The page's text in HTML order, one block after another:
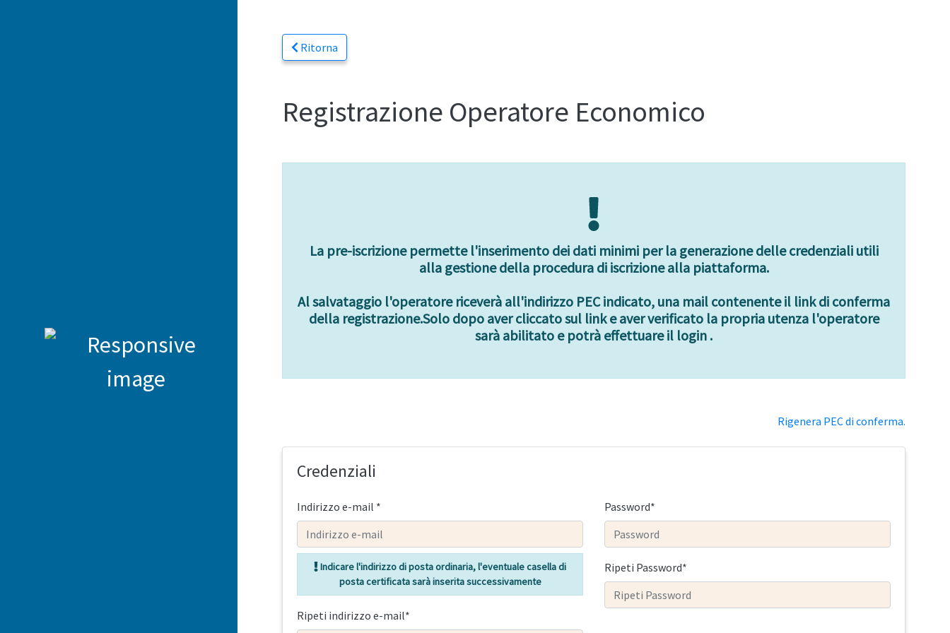
Ritorna
Registrazione Operatore Economico
La pre-iscrizione permette l'inserimento dei dati minimi per la generazione delle credenziali utili
alla gestione della procedura di iscrizione alla piattaforma.
Al salvataggio l'operatore riceverà all'indirizzo PEC indicato, una mail contenente il link di conferma
della registrazione.Solo dopo aver cliccato sul link e aver verificato la propria utenza l'operatore
sarà abilitato e potrà effettuare il login .
Rigenera PEC di conferma.
Credenziali
Indirizzo e-mail *
Indicare l'indirizzo di posta ordinaria, l'eventuale casella di
posta certificata sarà inserita successivamente
Ripeti indirizzo e-mail*
Password*
Ripeti Password*